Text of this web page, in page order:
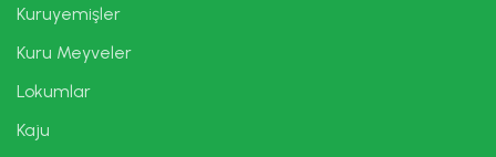
Kuruyemişler
Kuru Meyveler
Lokumlar
Kaju